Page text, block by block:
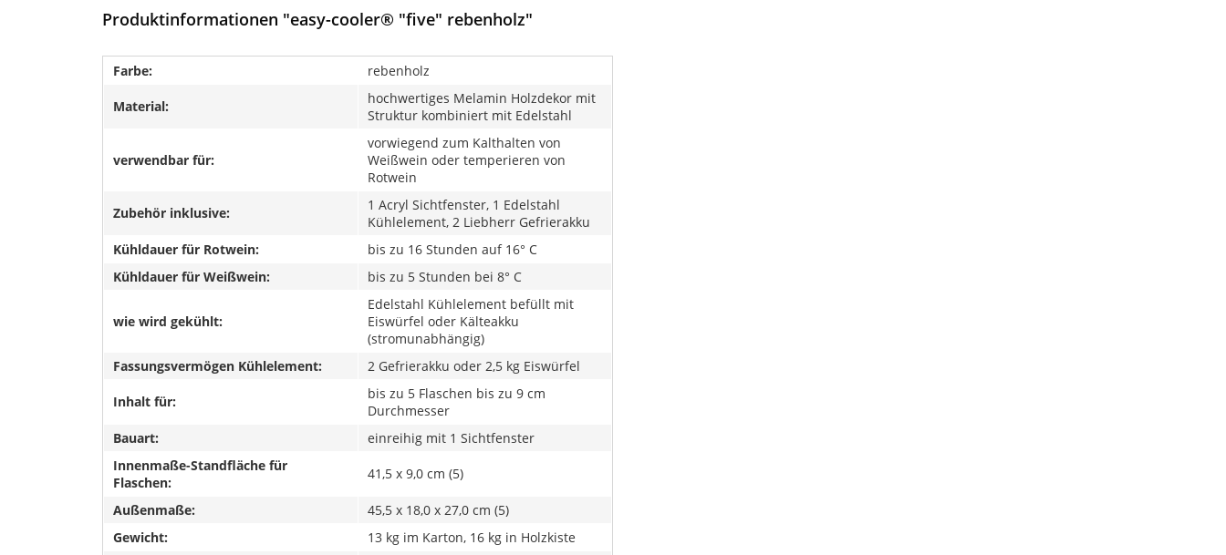
Produktinformationen "easy-cooler® "five" rebenholz"
Farbe: rebenholz
Material:
hochwertiges Melamin Holzdekor mit
Struktur kombiniert mit Edelstahl
verwendbar für:
vorwiegend zum Kalthalten von
Weißwein oder temperieren von
Rotwein
Zubehör inklusive:
1 Acryl Sichtfenster, 1 Edelstahl
Kühlelement, 2 Liebherr Gefrierakku
Kühldauer für Rotwein:
bis zu 16 Stunden auf 16° C
Kühldauer für Weißwein:
bis zu 5 Stunden bei 8° C
wie wird gekühlt:
Edelstahl Kühlelement befüllt mit
Eiswürfel oder Kälteakku
(stromunabhängig)
Fassungsvermögen Kühlelement:
2 Gefrierakku oder 2,5 kg Eiswürfel
Inhalt für:
bis zu 5 Flaschen bis zu 9 cm
Durchmesser
Bauart:
einreihig mit 1 Sichtfenster
Innenmaße-Standfläche für
Flaschen:
41,5 x 9,0 cm (5)
Außenmaße:
45,5 x 18,0 x 27,0 cm (5)
Gewicht:
13 kg im Karton, 16 kg in Holzkiste